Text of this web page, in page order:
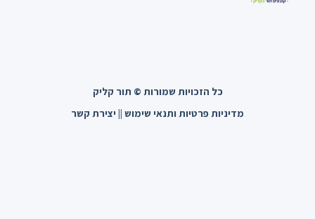
כל הזכויות שמורות © תור קליק
מדיניות פרטיות ותנאי שימוש || יצירת קשר